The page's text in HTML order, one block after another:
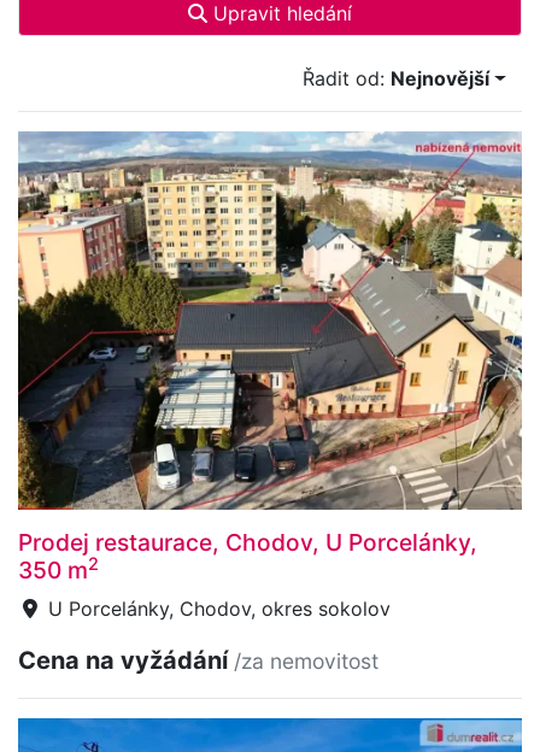
Upravit hledání
Řadit od: Nejnovější
Prodej restaurace, Chodov, U Porcelánky,
350 m2
U Porcelánky, Chodov, okres sokolov
Cena na vyžádání /za nemovitost